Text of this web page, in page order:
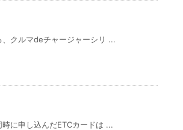
クルマdeチャージャーシリ ...
に申し込んだETCカードは ...